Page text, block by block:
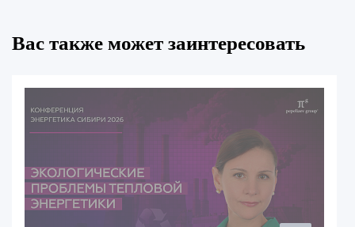
Вас также может заинтересовать